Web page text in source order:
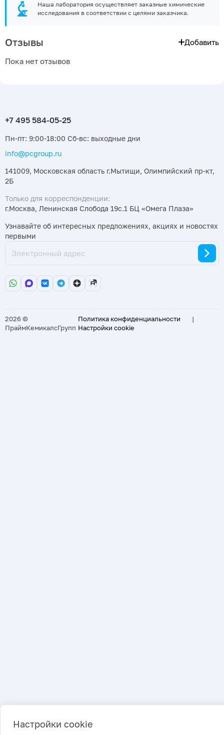
Наша лаборатория осуществляет заказные химические
исследования в соответствии с целями заказчика.
Отзывы Добавить
Пока нет отзывов
Пн-пт: 9:00-18:00 Сб-вс: выходные дни
info@pcgroup.ru
141009, Московская область г.Мытищи, Олимпийский пр-кт,
2Б
Только для корреспонденции:
г.Москва, Ленинская Слобода 19с.1 БЦ «Омега Плаза»
Узнавайте об интересных предложениях, акциях и новостях
первыми
2026 ©
ПраймКемикалсГрупп
Политика конфиденциальности
|
Настройки cookie
Настройки cookie